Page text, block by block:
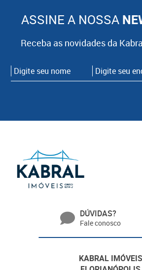
ASSINE A NOSSA
Receba as novidades da
DÚVIDAS?
Fale conosco
KABRAL IMÓVEIS